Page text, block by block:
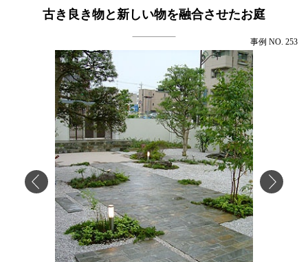
古き良き物と新しい物を融合させたお庭
事例 NO. 253